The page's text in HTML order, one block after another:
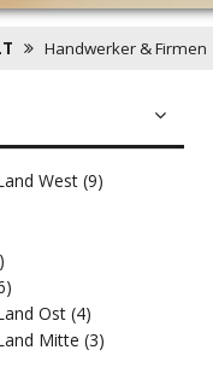
Handwerker & Firmen
West (9)
Ost (4)
Mitte (3)